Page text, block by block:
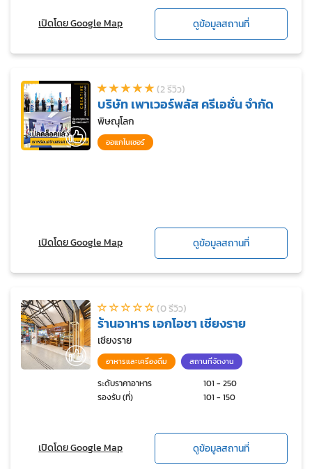
เปิดโดย Google Map ดูข้อมูลสถานที่
(2 รีวิว)
บริษัท เพาเวอร์พลัส ครีเอชั่น จำกัด
พิษณุโลก
ออแกไนเซอร์
เปิดโดย Google Map ดูข้อมูลสถานที่
(0 รีวิว)
ร้านอาหาร เอกโอชา เชียงราย
เชียงราย
อาหารและเครื่องดื่ม สถานที่จัดงาน
ระดับราคาอาหาร
101 - 250
รองรับ (ที่)
101 - 150
เปิดโดย Google Map ดูข้อมูลสถานที่